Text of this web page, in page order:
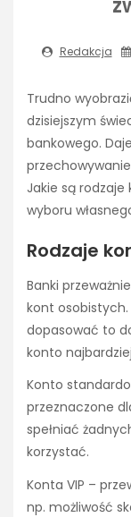
Redakcja
Trudno
dzisiejszym
bankowego.
Jakie są
wyboru
Rodzaje
Banki
kont
dopasować to
konto
Konto
przeznaczone
spełniać
korzystać.
Konta VIP –
np. możliwość